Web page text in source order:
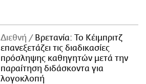
Διεθνή
Βρετανία: Το Κέιμπριτζ
επανεξετάζει τις διαδικασίες
πρόσληψης καθηγητών μετά την
παραίτηση διδάσκοντα για
λογοκλοπή